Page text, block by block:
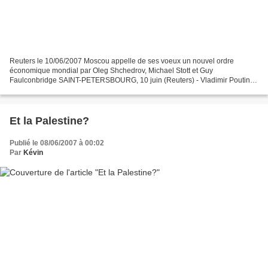
Reuters le 10/06/2007 Moscou appelle de ses voeux un nouvel ordre
économique mondial par Oleg Shchedrov, Michael Stott et Guy
Faulconbridge SAINT-PETERSBOURG, 10 juin (Reuters) - Vladimir Poutine
Et la Palestine?
Publié le 08/06/2007 à 00:02
Par Kévin